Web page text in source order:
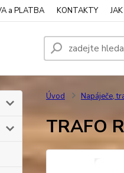
a PLATBA KONTAKTY
Úvod Napáječe,
TRAFO